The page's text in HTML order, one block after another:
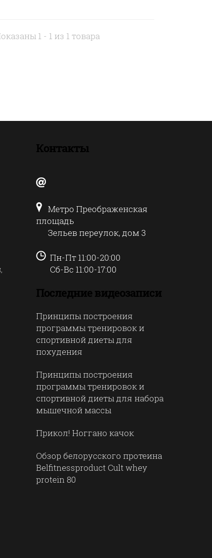
1 - 1 из 1 товара
Контакты
Метро Преображенская
площадь
Зельев переулок, дом 3
Пн-Пт 11:00-20:00
Сб-Вс 11:00-17:00
Последние видеозаписи
Принципы построения
программы тренировок и
спортивной диеты для
похудения
Принципы построения
программы тренировок и
спортивной диеты для набора
мышечной массы
Прикол! Ноггано качок
Обзор белорусского протеина
Belfitnessproduct Cult whey
protein 80